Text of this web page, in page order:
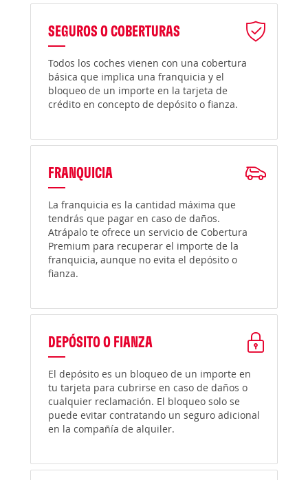
SEGUROS O COBERTURAS
Todos los coches vienen con una cobertura
básica que implica una franquicia y el
bloqueo de un importe en la tarjeta de
crédito en concepto de depósito o fianza.
FRANQUICIA
La franquicia es la cantidad máxima que
tendrás que pagar en caso de daños.
Atrápalo te ofrece un servicio de Cobertura
Premium para recuperar el importe de la
franquicia, aunque no evita el depósito o
fianza.
DEPÓSITO O FIANZA
El depósito es un bloqueo de un importe en
tu tarjeta para cubrirse en caso de daños o
cualquier reclamación. El bloqueo solo se
puede evitar contratando un seguro adicional
en la compañía de alquiler.